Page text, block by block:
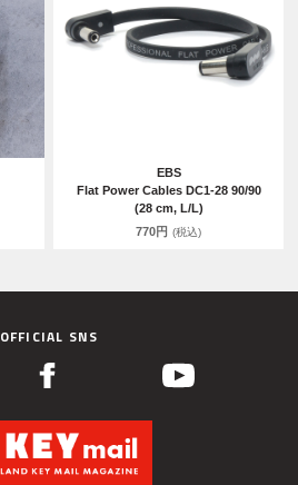
EBS
Flat Power Cables DC1-28 90/90
(28 cm, L/L)
770円 (税込)
OFFICIAL SNS